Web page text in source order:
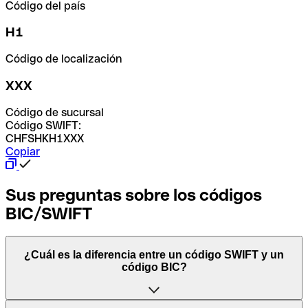
Código del país
H1
Código de localización
XXX
Código de sucursal
Código SWIFT:
CHFSHKH1XXX
Copiar
Sus preguntas sobre los códigos
BIC/SWIFT
¿Cuál es la diferencia entre un código SWIFT y un
código BIC?